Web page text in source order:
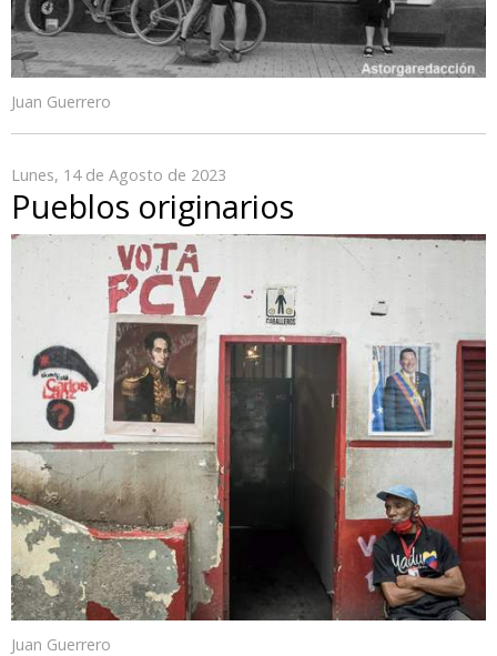
Juan Guerrero
Lunes, 14 de Agosto de 2023
Pueblos originarios
Juan Guerrero